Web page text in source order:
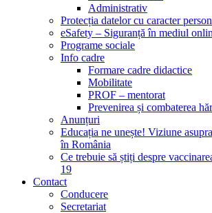
Administrativ
Protecția datelor cu caracter
eSafety – Siguranță în mediul
Programe sociale
Info cadre
Formare cadre didactice
Mobilitate
PROF – mentorat
Prevenirea și combaterea
Anunțuri
Educația ne unește! Viziune
în România
Ce trebuie să știți despre
19
Contact
Conducere
Secretariat